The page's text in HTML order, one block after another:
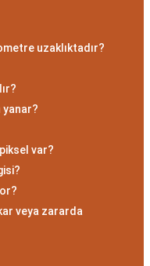
bir karaktere
Karizmatik ve
Akrep burcu
tutkulu
bağlar kurabilirler.
de
ve Zeki
bir aura ile
kullanarak
uzaklıktadır?
yanar?
var?
veya zararda